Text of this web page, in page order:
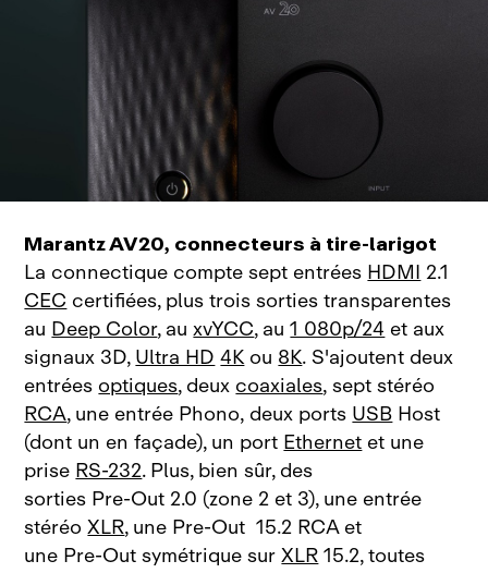
Marantz AV20, connecteurs à tire‑larigot
La connectique compte sept entréesHDMI2.1
CECcertifiées, plus trois sorties transparentes
auDeep Color, auxvYCC, au1 080p/24et aux
signaux 3D,Ultra HD4Kou8K. S'ajoutent deux
entréesoptiques, deuxcoaxiales, sept stéréo
RCA, une entrée Phono, deux portsUSBHost
(dont un en façade), un portEthernetet une
priseRS‑232. Plus, bien sûr, des
sorties Pre‑Out 2.0 (zone 2 et 3), une entrée
stéréoXLR, une Pre‑Out 15.2 RCA et
une Pre‑Out symétrique surXLR15.2, toutes